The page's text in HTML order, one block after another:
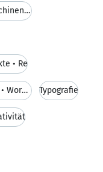
Content-Marketing: nachhaltig im Suchmaschinenrank
• Re
Netzwerk: Fotografie • Webprogrammierung • WordPre Typografie